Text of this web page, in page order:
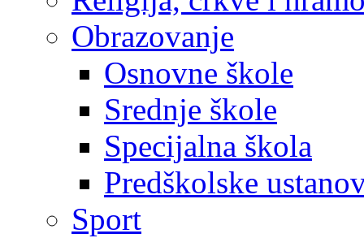
Obrazovanje
Osnovne škole
Srednje škole
Specijalna škola
Predškolske
Sport